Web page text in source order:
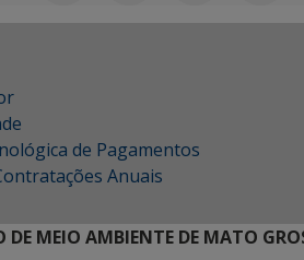
de Pagamentos
Anuais
MEIO AMBIENTE DE MATO